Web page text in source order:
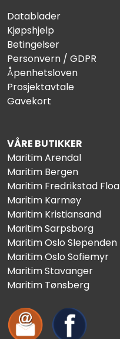
Datablader
Kjøpshjelp
Betingelser
Personvern / GDPR
Åpenhetsloven
Prosjektavtale
Gavekort
VÅRE BUTIKKER
Maritim Arendal
Maritim Bergen
Maritim Fredrikstad Floa
Maritim Karmøy
Maritim Kristiansand
Maritim Sarpsborg
Maritim Oslo Slependen
Maritim Oslo Sofiemyr
Maritim Stavanger
Maritim Tønsberg